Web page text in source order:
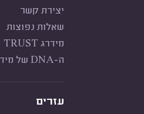
יצירת קשר
שאלות נפוצות
מידרג TRUST
ה-DNA של מידרג
עזרים